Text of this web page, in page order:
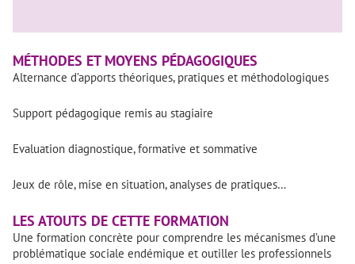
MÉTHODES ET MOYENS PÉDAGOGIQUES
Alternance d’apports théoriques, pratiques et méthodologiques
Support pédagogique remis au stagiaire
Evaluation diagnostique, formative et sommative
Jeux de rôle, mise en situation, analyses de pratiques…
LES ATOUTS DE CETTE FORMATION
Une formation concrète pour comprendre les mécanismes d’une
problématique sociale endémique et outiller les professionnels